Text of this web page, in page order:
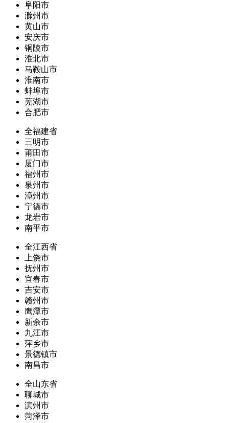
阜阳市
滁州市
黄山市
安庆市
铜陵市
淮北市
马鞍山市
淮南市
蚌埠市
芜湖市
合肥市
全福建省
三明市
莆田市
厦门市
福州市
泉州市
漳州市
宁德市
龙岩市
南平市
全江西省
上饶市
抚州市
宜春市
吉安市
赣州市
鹰潭市
新余市
九江市
萍乡市
景德镇市
南昌市
全山东省
聊城市
滨州市
菏泽市